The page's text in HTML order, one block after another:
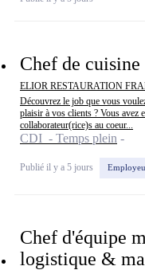
Chef de
ELIOR RESTAURATION
Découvrez le job que vous
plaisir à vos clients ? Vous avez
collaborateur(rice)s au coeur...
CDI - Temps plein
Publié il y a 5 jours
Chef d'équipe
logistique &